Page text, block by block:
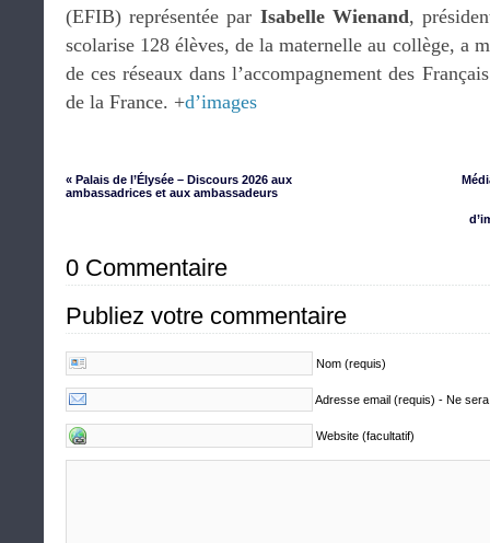
(EFIB) représentée par Isabelle Wienand,
scolarise 128 élèves, de la maternelle au collège, a
de ces réseaux dans l’accompagnement des
de la France. +d’images
« Palais de l’Élysée – Discours 2026 aux
ambassadrices et aux ambassadeurs
0 Commentaire
Publiez votre commentaire
Nom (requis)
Adresse email (requis) - Ne
Website (facultatif)